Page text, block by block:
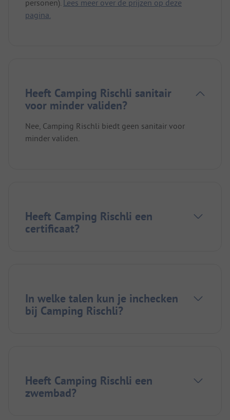
personen).
Lees meer over de prijzen op deze
pagina.
Heeft Camping Rischli sanitair
voor minder validen?
Nee, Camping Rischli biedt geen sanitair voor
minder validen.
Heeft Camping Rischli een
certificaat?
In welke talen kun je inchecken
bij Camping Rischli?
Heeft Camping Rischli een
zwembad?